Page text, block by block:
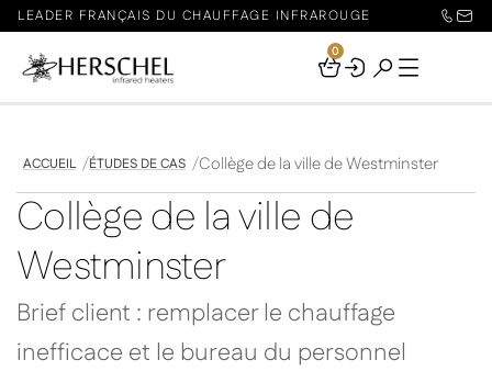
LEADER FRANÇAIS DU CHAUFFAGE INFRAROUGE
Your
0
ACCUEIL ÉTUDES DE CAS Collège de la ville de Westminster
Collège de la ville de
Westminster
Brief client : remplacer le chauffage
inefficace et le bureau du personnel